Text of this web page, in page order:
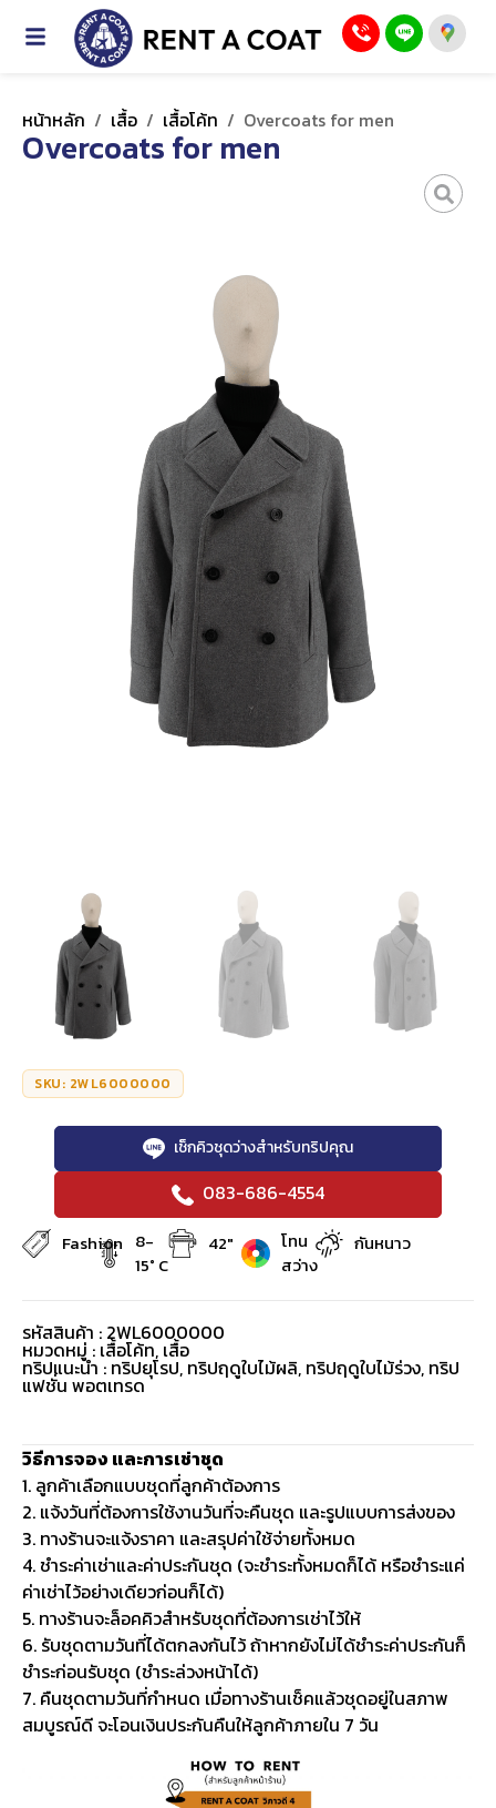
หน้าหลัก / เสื้อ / เสื้อโค้ท / Overcoats for men
Overcoats for men
SKU: 2WL6000000
เช็กคิวชุดว่างสำหรับทริปคุณ
083-686-4554
Fashion 8-
15° C
42"
โทน
สว่าง
กันหนาว
รหัสสินค้า : 2WL6000000
หมวดหมู่ : เสื้อโค้ท, เสื้อ
ทริปแนะนำ : ทริปยุโรป, ทริปฤดูใบไม้ผลิ, ทริปฤดูใบไม้ร่วง, ทริป
แฟชั่น พอตเทรด
วิธีการจอง และการเช่าชุด
1. ลูกค้าเลือกแบบชุดที่ลูกค้าต้องการ
2. แจ้งวันที่ต้องการใช้งานวันที่จะคืนชุด และรูปแบบการส่งของ
3. ทางร้านจะแจ้งราคา และสรุปค่าใช้จ่ายทั้งหมด
4. ชำระค่าเช่าและค่าประกันชุด (จะชำระทั้งหมดก็ได้ หรือชำระแค่
ค่าเช่าไว้อย่างเดียวก่อนก็ได้)
5. ทางร้านจะล็อคคิวสำหรับชุดที่ต้องการเช่าไว้ให้
6. รับชุดตามวันที่ได้ตกลงกันไว้ ถ้าหากยังไม่ได้ชำระค่าประกันก็
ชำระก่อนรับชุด (ชำระล่วงหน้าได้)
7. คืนชุดตามวันที่กำหนด เมื่อทางร้านเช็คแล้วชุดอยู่ในสภาพ
สมบูรณ์ดี จะโอนเงินประกันคืนให้ลูกค้าภายใน 7 วัน